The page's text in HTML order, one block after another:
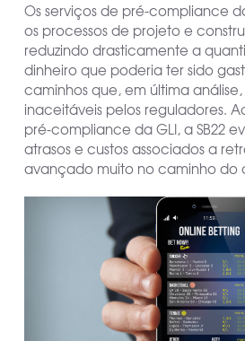
Os serviços de pré-compliance
os processos de projeto e
reduzindo drasticamente a
dinheiro que poderia ter sido
caminhos que, em última
inaceitáveis pelos reguladores.
pré-compliance da GLI, a SB22
atrasos e custos associados a
avançado muito no caminho do